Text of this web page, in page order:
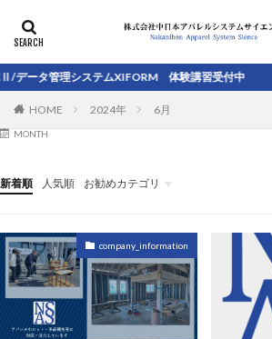
ータ管理システムXIFORM 体験講習受付中
HOME 2024年 6月
MONTH
新着順 人気順 お勧めカテゴリ
未分類
company_information
アパレル生産 小ロット アパレルパターンシステム